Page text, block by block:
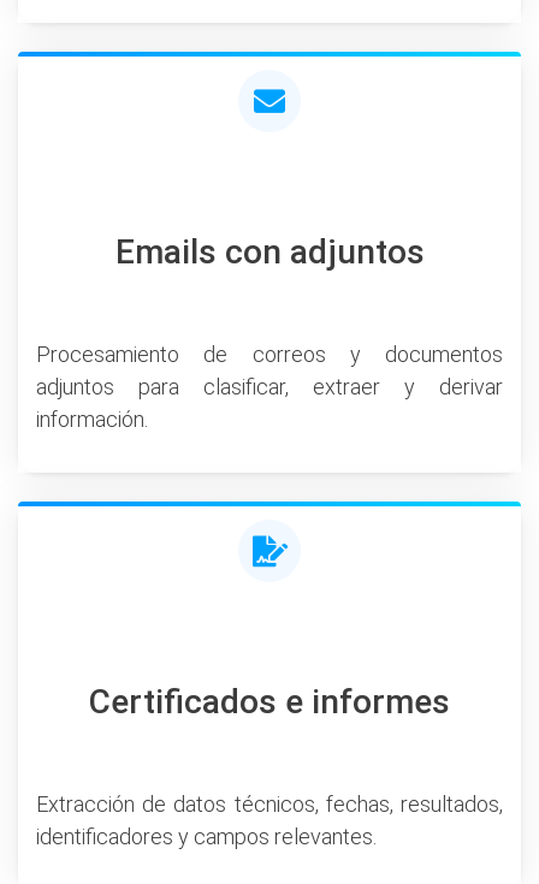
Emails con adjuntos
Procesamiento de correos y documentos
adjuntos para clasificar, extraer y derivar
información.
Certificados e informes
Extracción de datos técnicos, fechas, resultados,
identificadores y campos relevantes.